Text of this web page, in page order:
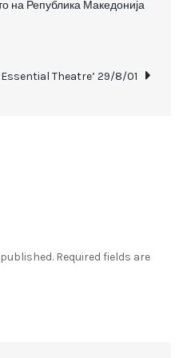
за
пратеник
на Република Македонија
Theatre’ 29/8/01
Required fields are